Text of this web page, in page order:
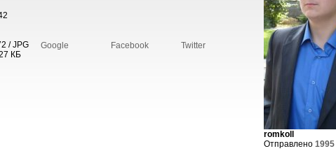
/ JPG
КБ
Google Facebook Twitter
romkoll
Отправлено 1995